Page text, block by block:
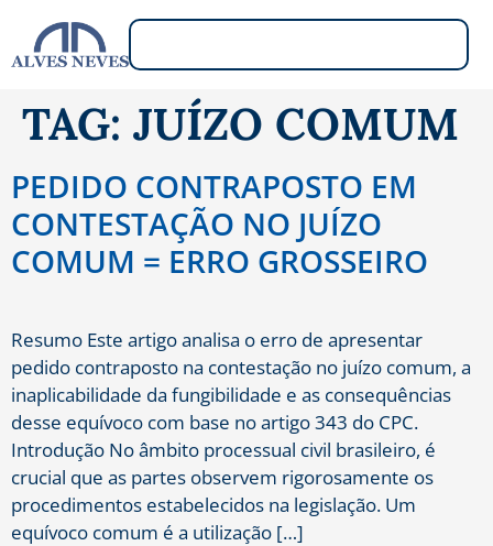
TAG: JUÍZO COMUM
PEDIDO CONTRAPOSTO EM
CONTESTAÇÃO NO JUÍZO
COMUM = ERRO GROSSEIRO
Resumo Este artigo analisa o erro de apresentar
pedido contraposto na contestação no juízo comum, a
inaplicabilidade da fungibilidade e as consequências
desse equívoco com base no artigo 343 do CPC.​
Introdução No âmbito processual civil brasileiro, é
crucial que as partes observem rigorosamente os
procedimentos estabelecidos na legislação. Um
equívoco comum é a utilização […]